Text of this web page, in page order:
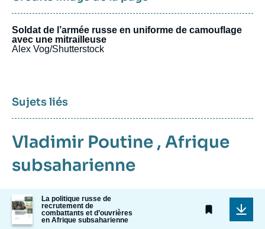
Soldat de l’armée russe en uniforme de camouflage
avec une mitrailleuse
Alex Vog/Shutterstock
Sujets liés
Vladimir Poutine , Afrique
subsaharienne
Image
de
couverture
La politique russe de
recrutement de
combattants et d’ouvrières
en Afrique subsaharienne